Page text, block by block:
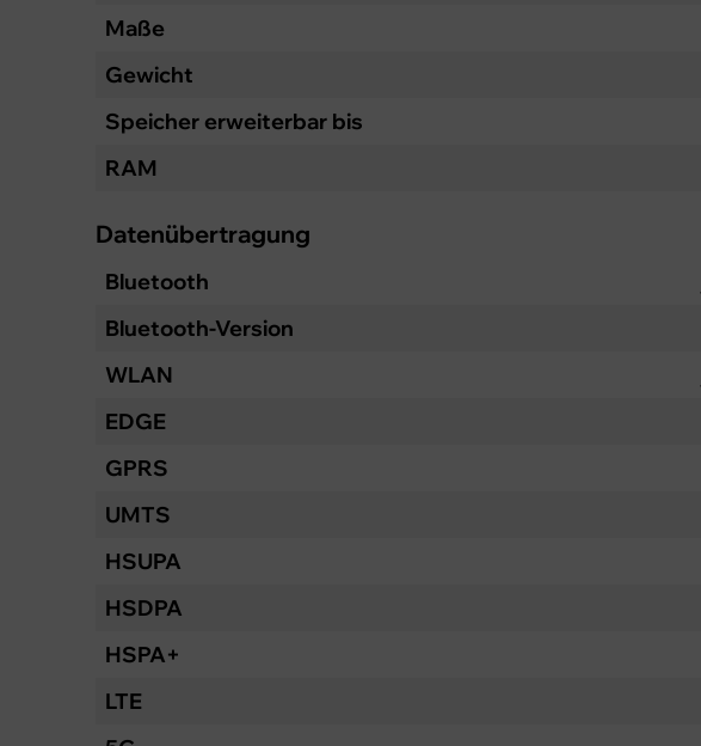
Maße
Gewicht
Speicher erweiterbar bis
RAM
Datenübertragung
Bluetooth
Bluetooth-Version
WLAN
EDGE
GPRS
UMTS
HSUPA
HSDPA
HSPA+
LTE